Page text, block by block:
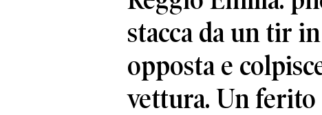
stacca da un tir
opposta e
vettura. Un ferito